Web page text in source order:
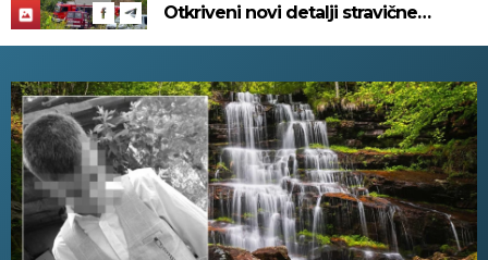
Otkriveni novi detalji stravične